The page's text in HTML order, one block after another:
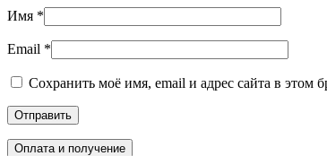
Имя *
Email *
Сохранить моё имя, email и адрес сайта в этом
Оплата и получение